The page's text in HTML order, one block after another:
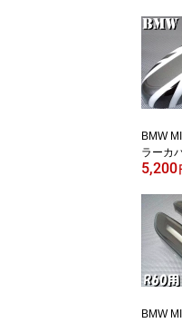
クロス
ov16
BMW
ラーカ
ック
ンジャ
クロス
ov16
5,200
BMW